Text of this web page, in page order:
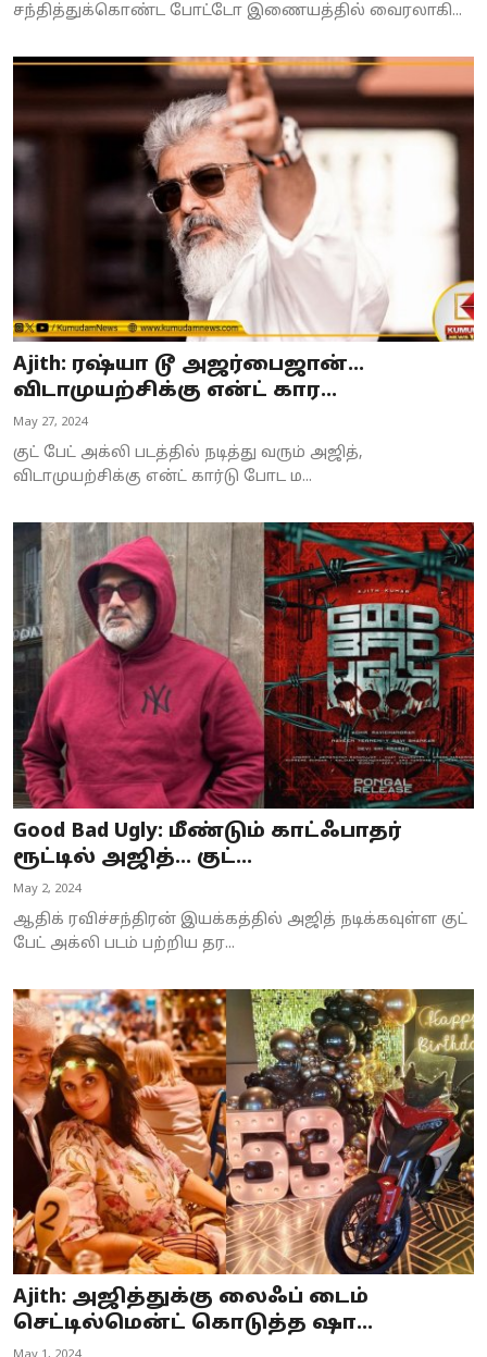
சந்தித்துக்கொண்ட போட்டோ இணையத்தில் வைரலாகி...
Ajith: ரஷ்யா டூ அஜர்பைஜான்...
விடாமுயற்சிக்கு என்ட் கார...
May 27, 2024
குட் பேட் அக்லி படத்தில் நடித்து வரும் அஜித்,
விடாமுயற்சிக்கு என்ட் கார்டு போட ம...
Good Bad Ugly: மீண்டும் காட்ஃபாதர்
ரூட்டில் அஜித்… குட்...
May 2, 2024
ஆதிக் ரவிச்சந்திரன் இயக்கத்தில் அஜித் நடிக்கவுள்ள குட்
பேட் அக்லி படம் பற்றிய தர...
Ajith: அஜித்துக்கு லைஃப் டைம்
செட்டில்மென்ட் கொடுத்த ஷா...